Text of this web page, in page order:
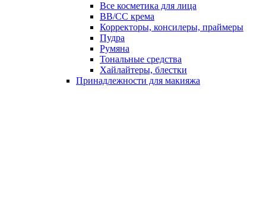
Все косметика для лица
ВВ/СС крема
Корректоры, консилеры, праймеры
Пудра
Румяна
Тональные средства
Хайлайтеры, блестки
Принадлежности для макияжа